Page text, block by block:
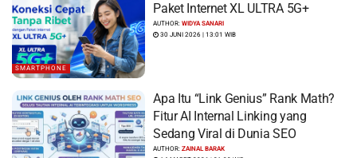
SMARTPHONE
Paket Internet XL ULTRA 5G+
AUTHOR:WIDYA SANARI
30 JUNI 2026 | 13:01 WIB
Apa Itu “Link Genius” Rank Math?
Fitur AI Internal Linking yang
Sedang Viral di Dunia SEO
AUTHOR:ZAINAL BARAK